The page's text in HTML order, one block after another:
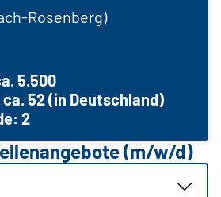
Rosenberg)
5.500
52 (in Deutschland)
2
(m/w/d)